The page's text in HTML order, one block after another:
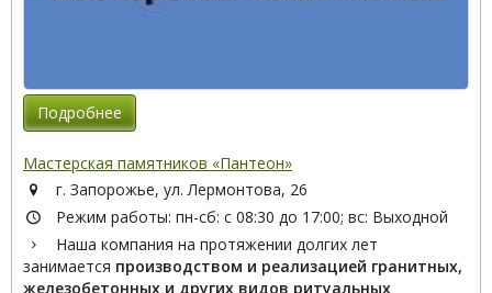
Подробнее
Мастерская памятников «Пантеон»
г. Запорожье, ул. Лермонтова, 26
Режим работы: пн-сб: с 08:30 до 17:00; вс: Выходной
Наша компания на протяжении долгих лет
занимается производством и реализацией гранитных,
железобетонных и других видов ритуальных